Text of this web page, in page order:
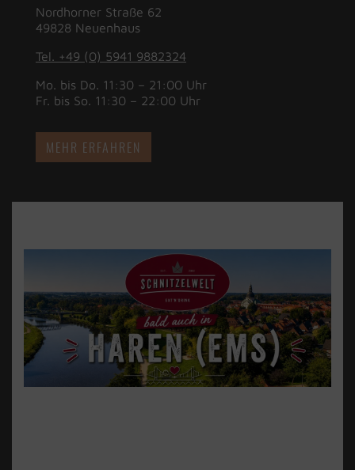
Nordhorner Straße 62
49828 Neuenhaus
Tel. +49 (0) 5941 9882324
Mo. bis Do. 11:30 – 21:00 Uhr
Fr. bis So. 11:30 – 22:00 Uhr
MEHR ERFAHREN